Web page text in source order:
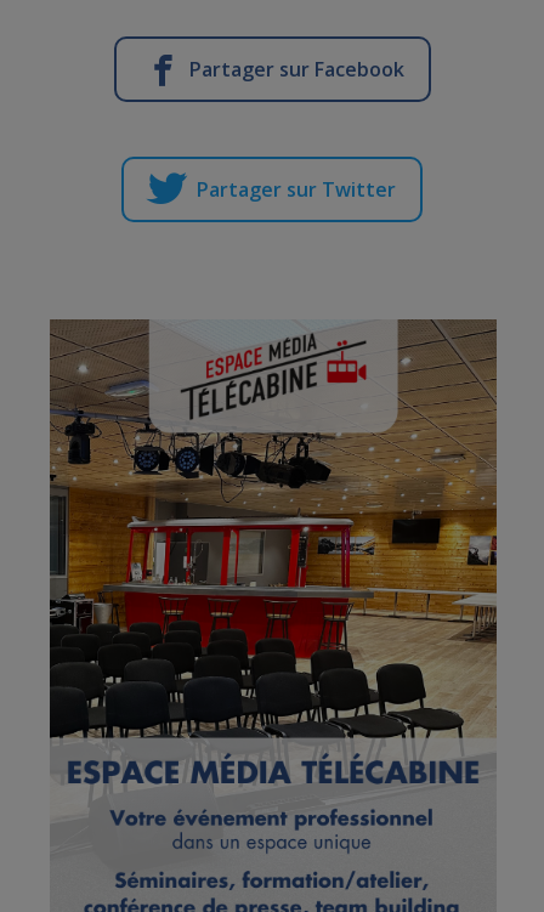
Partager sur Facebook
Partager sur Twitter